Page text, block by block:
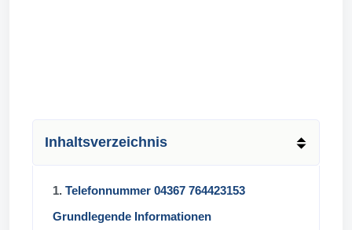
Inhaltsverzeichnis
1. Telefonnummer 04367 764423153
Grundlegende Informationen